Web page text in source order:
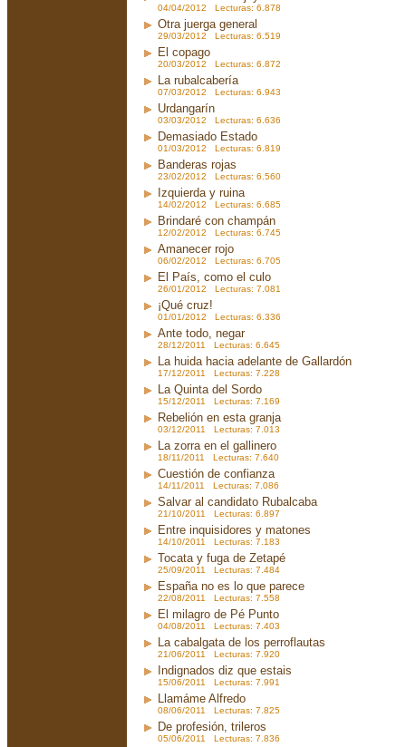
04/04/2012 Lecturas: 6.878
Otra juerga general
29/03/2012 Lecturas: 6.519
El copago
20/03/2012 Lecturas: 6.872
La rubalcabería
07/03/2012 Lecturas: 6.943
Urdangarín
03/03/2012 Lecturas: 6.636
Demasiado Estado
01/03/2012 Lecturas: 6.819
Banderas rojas
23/02/2012 Lecturas: 6.560
Izquierda y ruina
14/02/2012 Lecturas: 6.685
Brindaré con champán
12/02/2012 Lecturas: 6.745
Amanecer rojo
06/02/2012 Lecturas: 6.705
El País, como el culo
26/01/2012 Lecturas: 7.081
¡Qué cruz!
01/01/2012 Lecturas: 6.336
Ante todo, negar
28/12/2011 Lecturas: 6.645
La huida hacia adelante de Gallardón
17/12/2011 Lecturas: 7.228
La Quinta del Sordo
15/12/2011 Lecturas: 7.169
Rebelión en esta granja
03/12/2011 Lecturas: 7.013
La zorra en el gallinero
18/11/2011 Lecturas: 7.640
Cuestión de confianza
14/11/2011 Lecturas: 7.086
Salvar al candidato Rubalcaba
21/10/2011 Lecturas: 6.897
Entre inquisidores y matones
14/10/2011 Lecturas: 7.183
Tocata y fuga de Zetapé
25/09/2011 Lecturas: 7.484
España no es lo que parece
22/08/2011 Lecturas: 7.558
El milagro de Pé Punto
04/08/2011 Lecturas: 7.403
La cabalgata de los perroflautas
21/06/2011 Lecturas: 7.920
Indignados diz que estais
15/06/2011 Lecturas: 7.991
Llamáme Alfredo
08/06/2011 Lecturas: 7.825
De profesión, trileros
05/06/2011 Lecturas: 7.836